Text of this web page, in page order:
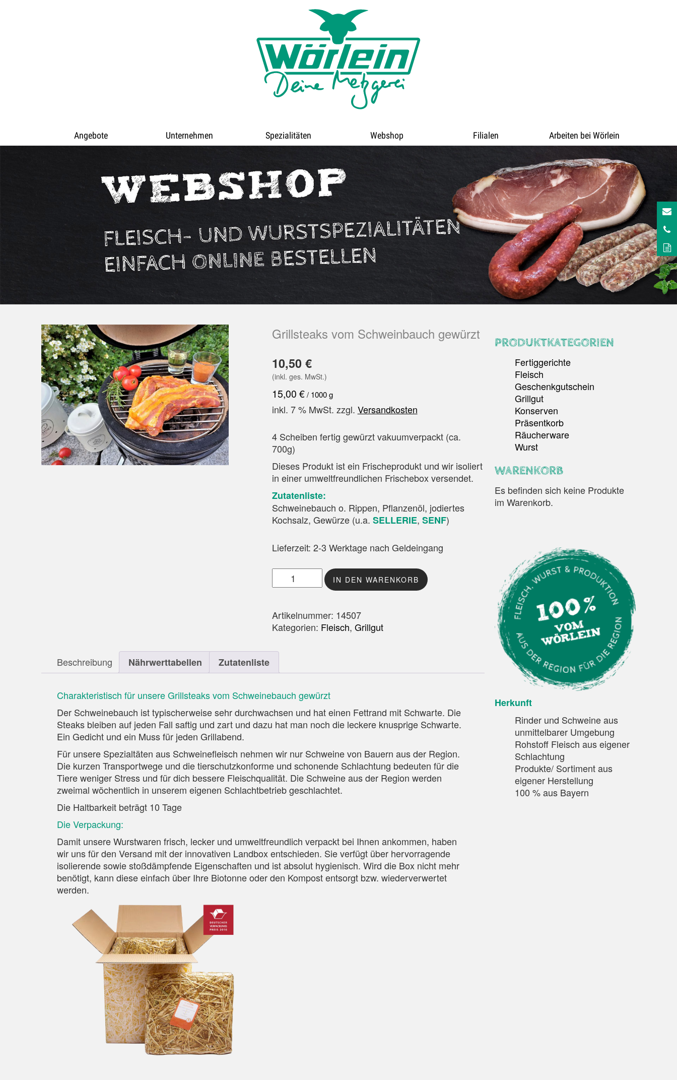
Angebote Unternehmen Spezialitäten Webshop Filialen Arbeiten bei Wörlein
Grillsteaks vom Schweinbauch gewürzt
10,50 €
(inkl. ges. MwSt.)
15,00 €/ 1000 g
inkl. 7 % MwSt. zzgl. Versandkosten
4 Scheiben fertig gewürzt vakuumverpackt (ca.
700g)
Dieses Produkt ist ein Frischeprodukt und wir isoliert
in einer umweltfreundlichen Frischebox versendet.
Zutatenliste:
Schweinebauch o. Rippen, Pflanzenöl, jodiertes
Kochsalz, Gewürze (u.a. SELLERIE, SENF)
Lieferzeit: 2-3 Werktage nach Geldeingang
Grillsteaks vom Schweinbauch gewürzt Menge
IN DEN WARENKORB
Artikelnummer: 14507
Kategorien: Fleisch, Grillgut
Beschreibung Nährwerttabellen Zutatenliste
Charakteristisch für unsere Grillsteaks vom Schweinebauch gewürzt
Der Schweinebauch ist typischerweise sehr durchwachsen und hat einen Fettrand mit Schwarte. Die
Steaks bleiben auf jeden Fall saftig und zart und dazu hat man noch die leckere knusprige Schwarte.
Ein Gedicht und ein Muss für jeden Grillabend.
Für unsere Spezialtäten aus Schweinefleisch nehmen wir nur Schweine von Bauern aus der Region.
Die kurzen Transportwege und die tierschutzkonforme und schonende Schlachtung bedeuten für die
Tiere weniger Stress und für dich bessere Fleischqualität. Die Schweine aus der Region werden
zweimal wöchentlich in unserem eigenen Schlachtbetrieb geschlachtet.
Die Haltbarkeit beträgt 10 Tage
Die Verpackung:
Damit unsere Wurstwaren frisch, lecker und umweltfreundlich verpackt bei Ihnen ankommen, haben
wir uns für den Versand mit der innovativen Landbox entschieden. Sie verfügt über hervorragende
isolierende sowie stoßdämpfende Eigenschaften und ist absolut hygienisch. Wird die Box nicht mehr
benötigt, kann diese einfach über Ihre Biotonne oder den Kompost entsorgt bzw. wiederverwertet
werden.
PRODUKTKATEGORIEN
Fertiggerichte
Fleisch
Geschenkgutschein
Grillgut
Konserven
Präsentkorb
Räucherware
Wurst
WARENKORB
Es befinden sich keine Produkte
im Warenkorb.
Herkunft
Rinder und Schweine aus
unmittelbarer Umgebung
Rohstoff Fleisch aus eigener
Schlachtung
Produkte/ Sortiment aus
eigener Herstellung
100 % aus Bayern